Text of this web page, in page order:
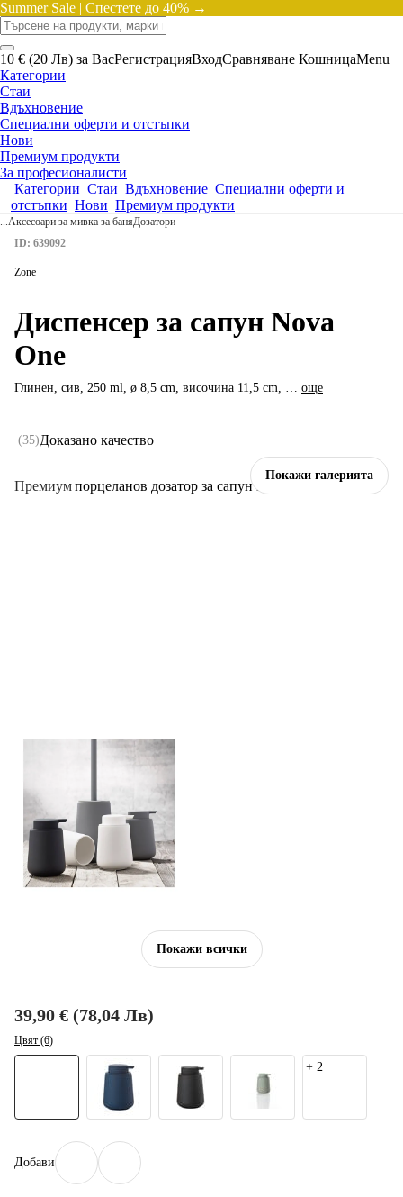
Summer Sale | Спестете до 40% →
10 € (20 Лв) за ВасРегистрацияВходСравняване КошницаMenu
Категории
Стаи
Вдъхновение
Специални оферти и отстъпки
Нови
Премиум продукти
За професионалисти
Категории Стаи Вдъхновение Специални оферти и
отстъпки Нови Премиум продукти
...Аксесоари за мивка за баняДозатори
Покажи галерията
Покажи всички
Премиум
ID: 639092
Zone
Диспенсер за сапун Nova
One
Глинен, сив, 250 ml, ø 8,5 cm, височина 11,5 cm, … още
(35)Доказано качество
39,90 € (78,04 Лв)
Цвят (6)
+ 2
Добави